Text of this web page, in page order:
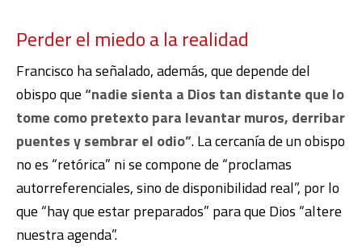
Perder el miedo a la realidad
Francisco ha señalado, además, que depende del
obispo que“nadie sienta a Dios tan distante que lo
tome como pretexto para levantar muros, derribar
puentes y sembrar el odio”. La cercanía de un obispo
no es “retórica” ni se compone de “proclamas
autorreferenciales, sino de disponibilidad real”, por lo
que “hay que estar preparados” para que Dios “altere
nuestra agenda”.